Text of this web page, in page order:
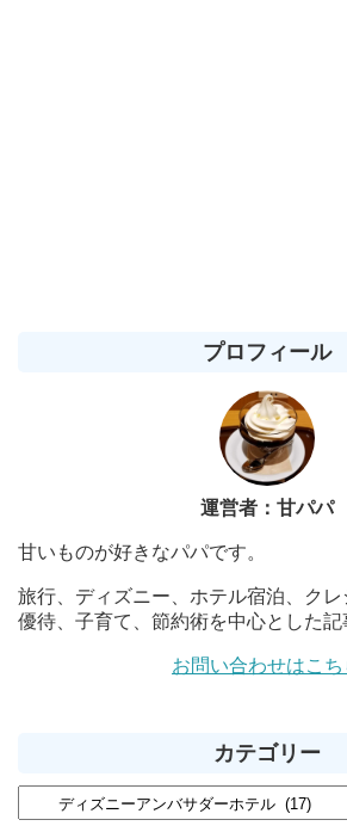
プロフィール
運営者：甘パパ
甘いものが好きなパパです。
旅行、ディズニー、ホテル宿泊、ク
優待、子育て、節約術を中心とした記
お問い合わせはこち
カテゴリー